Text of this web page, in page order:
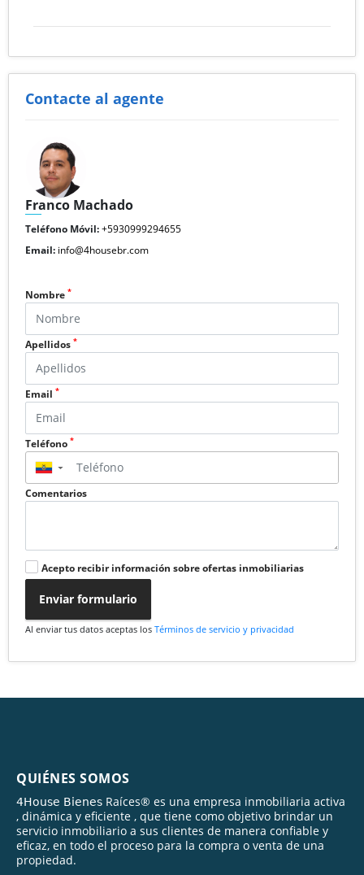
Contacte al agente
Franco Machado
Teléfono Móvil:+5930999294655
Email: info@4housebr.com
Nombre *
Apellidos *
Email *
Teléfono *
▼
Comentarios
Acepto recibir información sobre ofertas inmobiliarias
Enviar formulario
Al enviar tus datos aceptas los Términos de servicio y privacidad
QUIÉNES SOMOS
𝟦𝖧𝗈𝗎𝗌𝖾 𝖡𝗂𝖾𝗇𝖾𝗌 Raíces® es una empresa inmobiliaria activa
, dinámica y eficiente , que tiene como objetivo brindar un
servicio inmobiliario a sus clientes de manera confiable y
eficaz, en todo el proceso para la compra o venta de una
propiedad.